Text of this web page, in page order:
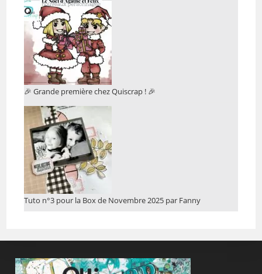
🎉 Grande première chez Quiscrap ! 🎉
Tuto n°3 pour la Box de Novembre 2025 par Fanny